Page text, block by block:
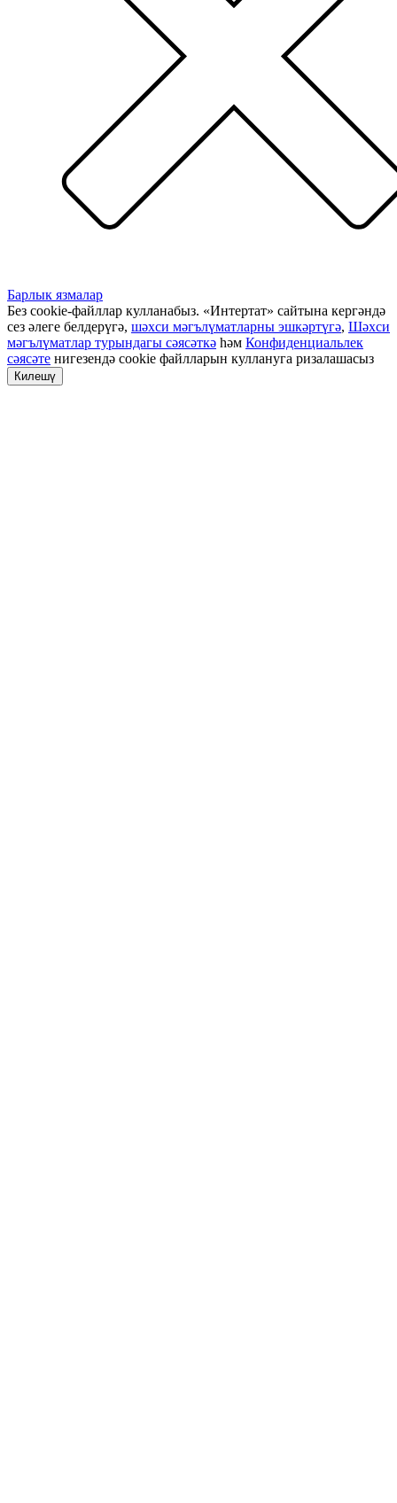
Барлык язмалар
Без cookie-файллар кулланабыз. «Интертат» сайтына кергәндә
сез әлеге белдерүгә, шәхси мәгълүматларны эшкәртүгә, Шәхси
мәгълүматлар турындагы сәясәткә һәм Конфиденциальлек
сәясәте нигезендә cookie файлларын куллануга ризалашасыз
Килешү